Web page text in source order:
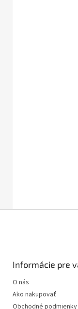
Informácie pre
O nás
Ako nakupovať
Obchodné podmienky